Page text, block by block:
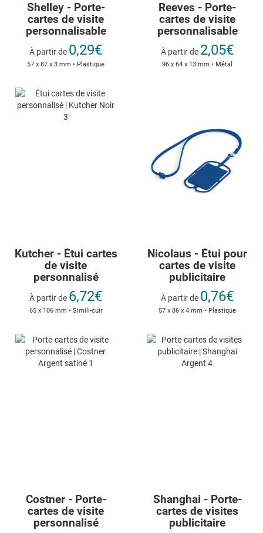
Shelley - Porte-
cartes de visite
personnalisable
À partir de 0,29€
57 x 87 x 3 mm • Plastique
Reeves - Porte-
cartes de visite
personnalisable
À partir de 2,05€
96 x 64 x 13 mm • Métal
Kutcher - Étui cartes
de visite
personnalisé
À partir de 6,72€
65 x 106 mm • Simili-cuir
Nicolaus - Étui pour
cartes de visite
publicitaire
À partir de 0,76€
57 x 86 x 4 mm • Plastique
Costner - Porte-
cartes de visite
personnalisé
Shanghai - Porte-
cartes de visites
publicitaire